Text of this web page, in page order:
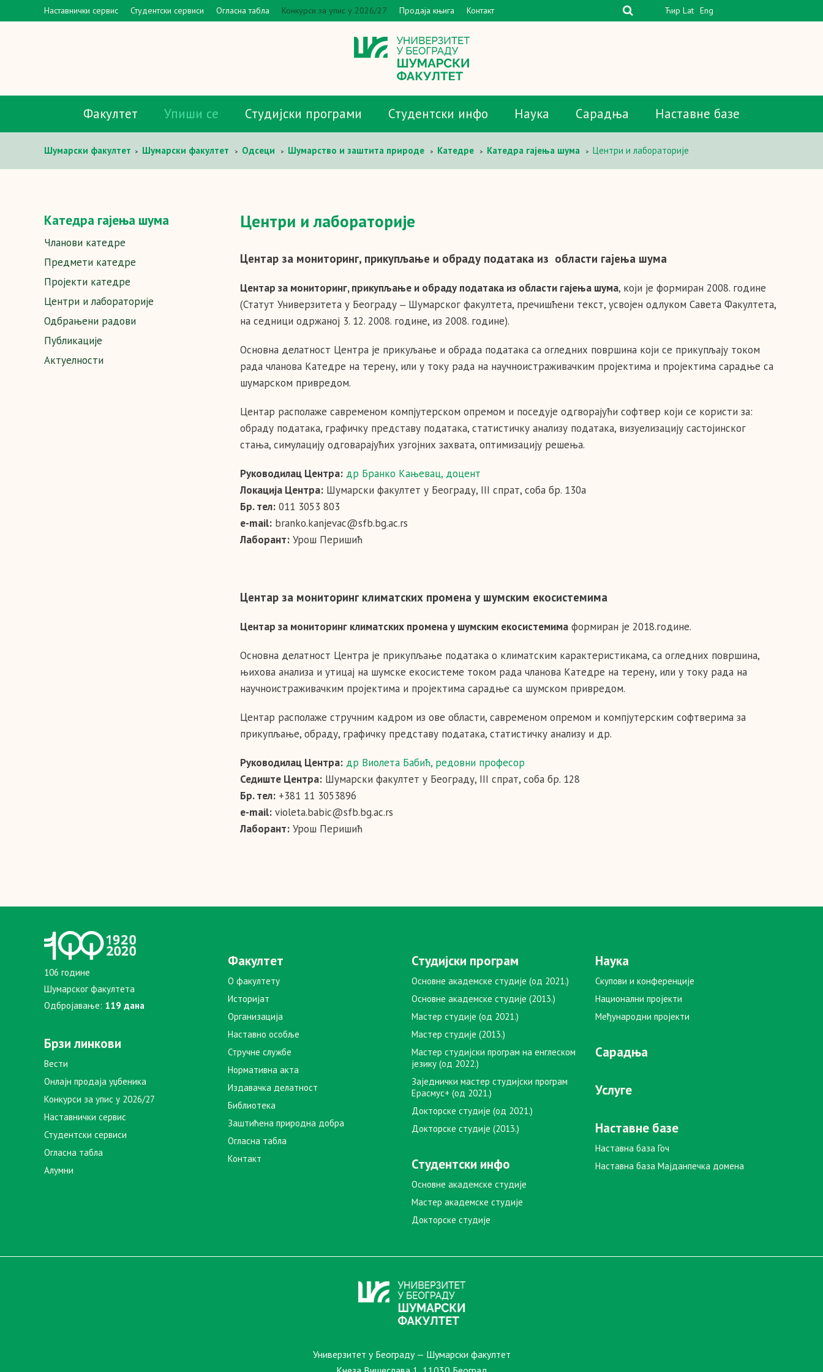
Наставнички сервис Студентски сервиси Огласна табла Конкурси за упис у 2026/27 Продаја књига Контакт Ћир Lat Eng
Факултет Упиши се Студијски програми Студентски инфо Наука Сарадња Наставне базе
Шумaрски факултет > Шумарски факултет > Одсеци > Шумарство и заштита природе > Катедре > Катедра гајења шума > Центри и лабораторије
Катедра гајења шума
Чланови катедре
Предмети катедре
Пројекти катедре
Центри и лабораторије
Одбрањени радови
Публикације
Актуелности
Центри и лабораторије
Центар за мониторинг, прикупљање и обраду података из области гајења шума
Центар за мониторинг, прикупљање и обраду података из области гајења шума, који је формиран 2008. године
(Статут Универзитета у Београду ‒ Шумарског факултета, пречишћени текст, усвојен одлуком Саветa Факултета,
на седници одржаној 3. 12. 2008. године, из 2008. године).
Основна делатност Центра је прикуљање и обрада података са огледних површина који се прикупљају током
рада чланова Катедре на терену, или у току рада на научноистраживачким пројектима и пројектима сарадње са
шумарском привредом.
Центар располаже савременом компјутерском опремом и поседује одгворајући софтвер који се користи за:
обраду података, графичку представу података, статистичку анализу података, визуелизацију састојинског
стања, симулацију одговарајућих узгојних захвата, оптимизацију решења.
Руководилац Центра: др Бранко Кањевац, доцент
Локација Центра: Шумарски факултет у Београду, III спрат, соба бр. 130a
Бр. тел: 011 3053 803
е-mail: branko.kanjevac@sfb.bg.ac.rs
Лаборант: Урош Перишић
Центар за мониторинг климатских промена у шумским екосистемима
Центар за мониторинг климатских промена у шумским екосистемима формиран је 2018.године.
Основна делатност Центра је прикупљање података о климатским карактеристикама, са огледних површина,
њихова анализа и утицај на шумске екосистеме током рада чланова Катедре на терену, или у току рада на
научноистраживачким пројектима и пројектима сарадње са шумском привредом.
Центар располаже стручним кадром из ове области, савременом опремом и компјутерским софтверима за
прикупљање, обраду, графичку представу података, статистичку анализу и др.
Руководилац Центра: др Виолета Бабић, редовни професор
Седиште Центра: Шумарски факултет у Београду, III спрат, соба бр. 128
Бр. тел: +381 11 3053896
e-mail: violeta.babic@sfb.bg.ac.rs
Лаборант: Урош Перишић
106 године
Шумарског факултета
Одбројавање: 119 дана
Брзи линкови
Вести
Онлајн продаја уџбеника
Конкурси за упис у 2026/27
Наставнички сервис
Студентски сервиси
Огласна табла
Алумни
Факултет
О факултету
Историјат
Организација
Наставно особље
Стручне службе
Нормативна акта
Издавачка делатност
Библиотека
Заштићена природна добра
Огласна табла
Контакт
Студијски програм
Основне академске студије (од 2021.)
Основне академске студије (2013.)
Мастер студије (од 2021.)
Мастер студије (2013.)
Мастер студијски програм на енглеском
језику (од 2022.)
Заједнички мастер студијски програм
Ерасмус+ (од 2021.)
Докторске студије (од 2021.)
Докторске студије (2013.)
Студентски инфо
Основне академске студије
Мастер академске студије
Докторске студије
Наука
Скупови и конференције
Национални пројекти
Међународни пројекти
Сарадња
Услуге
Наставне базе
Наставна база Гоч
Наставна база Мајданпечка домена
Универзитет у Београду — Шумарски факултет